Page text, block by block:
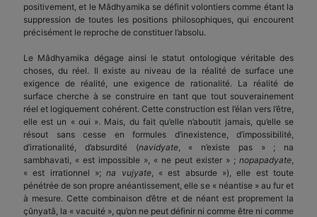
positive­ment, et le Mâdhyamika se définit volontiers comme étant la
suppression de toutes les positions philosophiques, qui encourent
précisément le reproche de constituer l’absolu.
Le Mâdhyamika dégage ainsi le statut ontologique véritable des
choses, du réel. Il existe au niveau de la réalité de surface une
exigence de réalité, une exigence de rationalité. La réalité de
surface cherche à se construire en tant que tout souverainement
réel et logique­ment cohérent. Cette construction est l’élan vers l’être,
elle est un « oui ». Mais, du fait qu’elle n’aboutit jamais, qu’elle se
résout sans cesse en formules d’inexistence, d’impossibilité,
d’irrationalité, d’absurdité (navidyate, « n’existe pas » ; na
sambhavati, « est impossible », « ne peut exister » ; nopapadyate
« est irrationnel »;na vujyate, « est absurde »), elle est toute
pénétrée de son propre anéantissement, elle se « néantise » au fur et
à mesure. Cette combinaison d’être et de néant est proprement la
çûnyatâ, la « vacuité », qu’on ne peut définir ni comme être ni comme